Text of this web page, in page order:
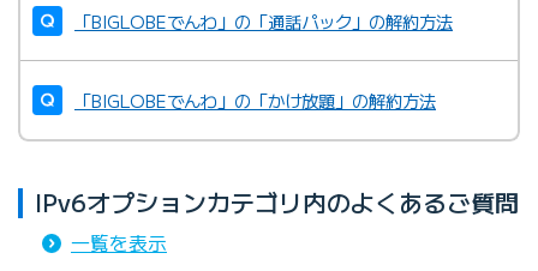
「BIGLOBEでんわ」の「通話パック」の解約方法
「BIGLOBEでんわ」の「かけ放題」の解約方法
IPv6オプションカテゴリ内のよくあるご質問
一覧を表示